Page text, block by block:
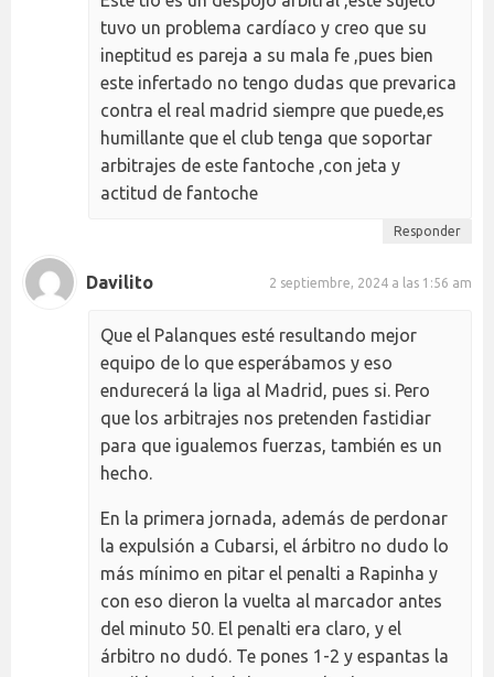
tuvo un problema cardíaco y creo que su
ineptitud es pareja a su mala fe ,pues bien
este infertado no tengo dudas que prevarica
contra el real madrid siempre que puede,es
humillante que el club tenga que soportar
arbitrajes de este fantoche ,con jeta y
actitud de fantoche
Responder
Davilito 2 septiembre, 2024 a las 1:56 am
Que el Palanques esté resultando mejor
equipo de lo que esperábamos y eso
endurecerá la liga al Madrid, pues si. Pero
que los arbitrajes nos pretenden fastidiar
para que igualemos fuerzas, también es un
hecho.
En la primera jornada, además de perdonar
la expulsión a Cubarsi, el árbitro no dudo lo
más mínimo en pitar el penalti a Rapinha y
con eso dieron la vuelta al marcador antes
del minuto 50. El penalti era claro, y el
árbitro no dudó. Te pones 1-2 y espantas la